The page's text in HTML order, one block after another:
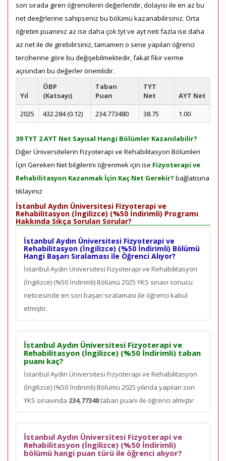
son sırada giren öğrencilerin değerleridir, dolayısı ile en az bu
net deeğrlerine sahipseniz bu bölümü kazanabilirsiniz. Örta
öğretim puanınız az ise daha çok tyt ve ayt neti fazla ise daha
az net ile de girebilirsiniz, tamamen o sene yapılan öğrenci
terciherine göre bu değişebilmektedir, fakat fikir verme
açısından bu değerler önemlidir.
Yıl
ÖBP
(Katsayı)
Taban
Puan
TYT
Net
AYT Net
2025
432.284 (0.12) 234.773480 38.75 1.00
39 TYT 2 AYT Net Sayısal Hangi Bölümler Kazanılabilir?
Diğer Üniversitelerin Fizyoterapi ve Rehabilitasyon Bölümleri
İçin Gereken Net bilgilerini öğrenmek için ise Fizyoterapi ve
Rehabilitasyon Kazanmak İçin Kaç Net Gerekir? bağlatısına
tıklayınız
İstanbul Aydın Üniversitesi Fizyoterapi ve
Rehabilitasyon (İngilizce) (%50 İndirimli) Programı
Hakkında Sıkça Sorulan Sorular?
İstanbul Aydın Üniversitesi Fizyoterapi ve
Rehabilitasyon (İngilizce) (%50 İndirimli) Bölümü
Hangi Başarı Sıralaması ile Öğrenci Alıyor?
İstanbul Aydın Üniversitesi Fizyoterapi ve Rehabilitasyon
(İngilizce) (%50 İndirimli) Bölümü 2025 YKS sınavı sonucu
neticesinde en son başarı sıralaması ile öğrenci kabul
etmiştir.
İstanbul Aydın Üniversitesi Fizyoterapi ve
Rehabilitasyon (İngilizce) (%50 İndirimli) taban
puanı kaç?
İstanbul Aydın Üniversitesi Fizyoterapi ve Rehabilitasyon
(İngilizce) (%50 İndirimli) Bölümü 2025 yılında yapılan son
YKS sınavında 234,77348taban puanı ile öğrenci almıştır.
İstanbul Aydın Üniversitesi Fizyoterapi ve
Rehabilitasyon (İngilizce) (%50 İndirimli)
bölümü hangi puan türü ile öğrenci alıyor?